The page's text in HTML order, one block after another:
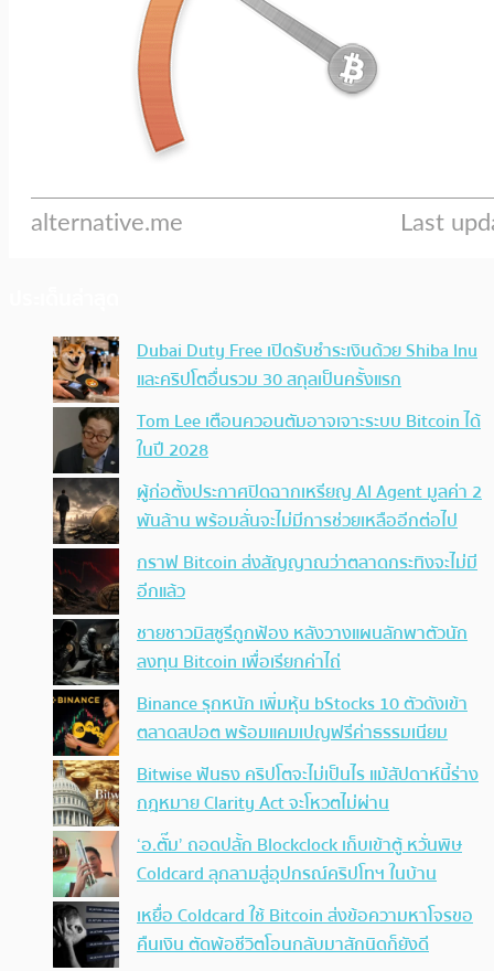
Dubai Duty Free เปิดรับชำระเงินด้วย Shiba Inu
และคริปโตอื่นรวม 30 สกุลเป็นครั้งแรก
Tom Lee เตือนควอนตัมอาจเจาะระบบ Bitcoin ได้
ในปี 2028
ผู้ก่อตั้งประกาศปิดฉากเหรียญ AI Agent มูลค่า 2
พันล้าน พร้อมลั่นจะไม่มีการช่วยเหลืออีกต่อไป
กราฟ Bitcoin ส่งสัญญาณว่าตลาดกระทิงจะไม่มี
อีกแล้ว
ชายชาวมิสซูรีถูกฟ้อง หลังวางแผนลักพาตัวนัก
ลงทุน Bitcoin เพื่อเรียกค่าไถ่
Binance รุกหนัก เพิ่มหุ้น bStocks 10 ตัวดังเข้า
ตลาดสปอต พร้อมแคมเปญฟรีค่าธรรมเนียม
Bitwise ฟันธง คริปโตจะไม่เป็นไร แม้สัปดาห์นี้ร่าง
กฎหมาย Clarity Act จะโหวตไม่ผ่าน
‘อ.ตั๊ม’ ถอดปลั้ก Blockclock เก็บเข้าตู้ หวั่นพิษ
Coldcard ลุกลามสู่อุปกรณ์คริปโทฯ ในบ้าน
เหยื่อ Coldcard ใช้ Bitcoin ส่งข้อความหาโจรขอ
คืนเงิน ตัดพ้อชีวิตโอนกลับมาสักนิดก็ยังดี